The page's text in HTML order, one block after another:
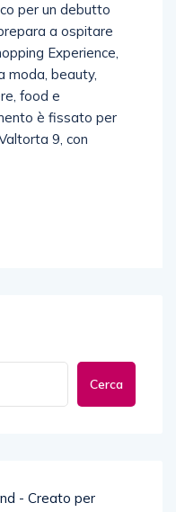
per un debutto
a ospitare
Experience,
moda, beauty,
food e
è fissato per
9, con
Cerca